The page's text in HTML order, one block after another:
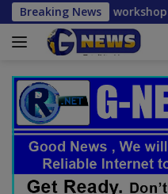
Skip
to
content
Breaking News
workshop to advance